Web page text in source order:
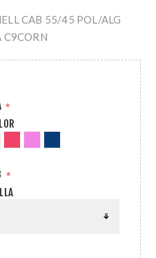
CAB 55/45 POL/ALG
C9CORN
*
*